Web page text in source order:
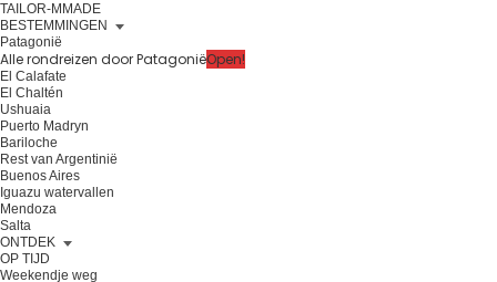
TAILOR-MMADE
BESTEMMINGEN
Patagonië
Alle rondreizen door PatagoniëOpen!
El Calafate
El Chaltén
Ushuaia
Puerto Madryn
Bariloche
Rest van Argentinië
Buenos Aires
Iguazu watervallen
Mendoza
Salta
ONTDEK
OP TIJD
Weekendje weg